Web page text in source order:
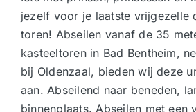
jezelf voor je laatste vrijgezelle
toren! Abseilen vanaf de 35
kasteeltoren in Bad Bentheim,
bij Oldenzaal, bieden wij deze
aan. Abseilend naar beneden,
binnenplaats. Abseilen met een